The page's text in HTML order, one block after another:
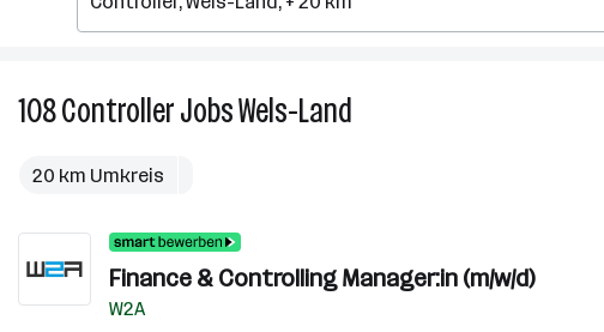
108ControllerJobsWels-Land
20 km Umkreis
Finance & Controlling Manager:in (m/w/d)
W2A